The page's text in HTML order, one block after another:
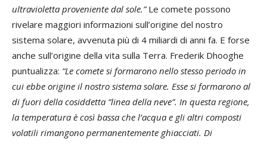
ultravioletta proveniente dal sole.”Le comete possono
rivelare maggiori informazioni sull’origine del nostro
sistema solare, avvenuta più di 4 miliardi di anni fa. E forse
anche sull’origine della vita sulla Terra. Frederik Dhooghe
puntualizza: “Le comete si formarono nello stesso periodo in
cui ebbe origine il nostro sistema solare. Esse si formarono al
di fuori della cosiddetta “linea della neve”. In questa regione,
la temperatura è così bassa che l’acqua e gli altri composti
volatili rimangono permanentemente ghiacciati. Di